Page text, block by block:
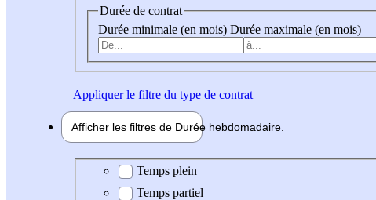
Durée de contrat
Durée minimale (en mois) Durée maximale (en mois)
Appliquerle filtre du type de contrat
Afficher les filtres de Durée hebdomadaire
Durée hebdomadaire
Temps plein
Temps partiel